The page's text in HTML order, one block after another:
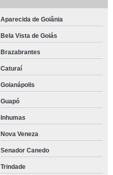
Aparecida de Goiânia
Bela Vista de Goiás
Brazabrantes
Caturaí
Goianápolis
Guapó
Inhumas
Nova Veneza
Senador Canedo
Trindade